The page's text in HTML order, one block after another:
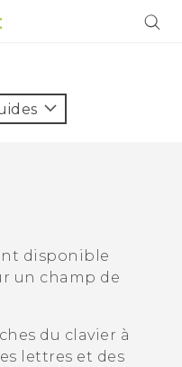
disponible
un champ de
du clavier à
lettres et des